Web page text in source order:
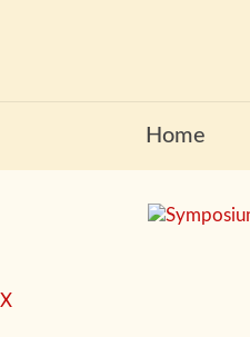
Home
X